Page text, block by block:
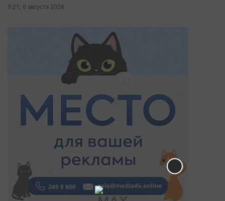
9:21, 6 августа 2026